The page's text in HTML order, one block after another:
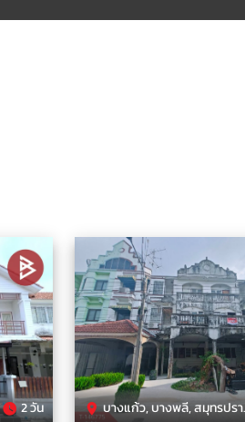
2 วัน บางแก้ว, บางพลี, สมุทรปราการ